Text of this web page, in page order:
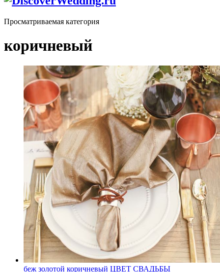
Просматриваемая категория
коричневый
беж золотой коричневый ЦВЕТ СВАДЬБЫ